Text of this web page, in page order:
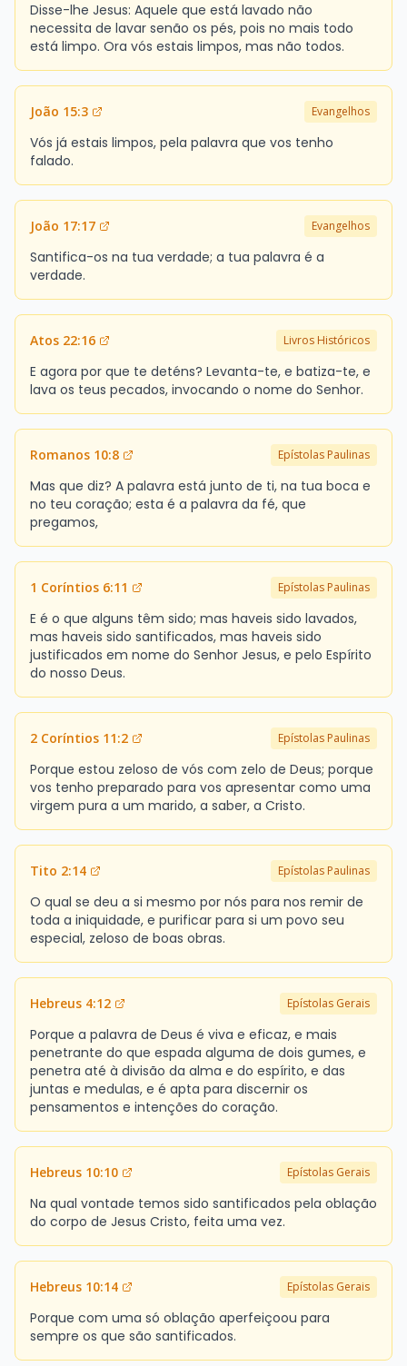
Disse-lhe Jesus: Aquele que está lavado não
necessita de lavar senão os pés, pois no mais todo
está limpo. Ora vós estais limpos, mas não todos.
João 15:3 Evangelhos
Vós já estais limpos, pela palavra que vos tenho
falado.
João 17:17 Evangelhos
Santifica-os na tua verdade; a tua palavra é a
verdade.
Atos 22:16 Livros Históricos
E agora por que te deténs? Levanta-te, e batiza-te, e
lava os teus pecados, invocando o nome do Senhor.
Romanos 10:8 Epístolas Paulinas
Mas que diz? A palavra está junto de ti, na tua boca e
no teu coração; esta é a palavra da fé, que
pregamos,
1 Coríntios 6:11 Epístolas Paulinas
E é o que alguns têm sido; mas haveis sido lavados,
mas haveis sido santificados, mas haveis sido
justificados em nome do Senhor Jesus, e pelo Espírito
do nosso Deus.
2 Coríntios 11:2 Epístolas Paulinas
Porque estou zeloso de vós com zelo de Deus; porque
vos tenho preparado para vos apresentar como uma
virgem pura a um marido, a saber, a Cristo.
Tito 2:14 Epístolas Paulinas
O qual se deu a si mesmo por nós para nos remir de
toda a iniquidade, e purificar para si um povo seu
especial, zeloso de boas obras.
Hebreus 4:12 Epístolas Gerais
Porque a palavra de Deus é viva e eficaz, e mais
penetrante do que espada alguma de dois gumes, e
penetra até à divisão da alma e do espírito, e das
juntas e medulas, e é apta para discernir os
pensamentos e intenções do coração.
Hebreus 10:10 Epístolas Gerais
Na qual vontade temos sido santificados pela oblação
do corpo de Jesus Cristo, feita uma vez.
Hebreus 10:14 Epístolas Gerais
Porque com uma só oblação aperfeiçoou para
sempre os que são santificados.